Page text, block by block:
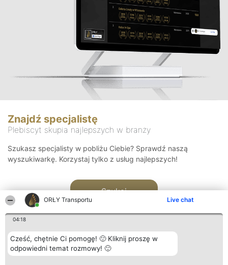
ORŁY Transportu Live chat
04:18
Cześć, chętnie Ci pomogę! 🙂 Kliknij proszę w
odpowiedni temat rozmowy! 🙂
Znajdź specjalistę
Plebiscyt skupia najlepszych w branży
Szukasz specjalisty w pobliżu Ciebie? Sprawdź naszą
wyszukiwarkę. Korzystaj tylko z usług najlepszych!
Szukaj